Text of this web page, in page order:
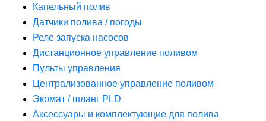
Капельный полив
Датчики полива / погоды
Реле запуска насосов
Дистанционное управление поливом
Пульты управления
Централизованное управление поливом
Экомат / шланг PLD
Аксессуары и комплектующие для полива